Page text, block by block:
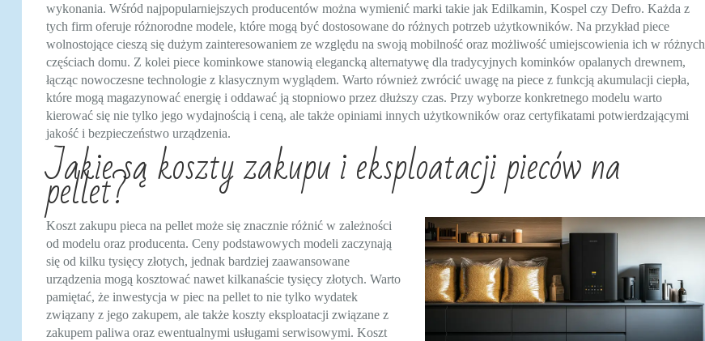
wykonania. Wśród najpopularniejszych producentów można wymienić marki takie jak Edilkamin, Kospel czy Defro. Każda z
tych firm oferuje różnorodne modele, które mogą być dostosowane do różnych potrzeb użytkowników. Na przykład piece
wolnostojące cieszą się dużym zainteresowaniem ze względu na swoją mobilność oraz możliwość umiejscowienia ich w różnych
częściach domu. Z kolei piece kominkowe stanowią elegancką alternatywę dla tradycyjnych kominków opalanych drewnem,
łącząc nowoczesne technologie z klasycznym wyglądem. Warto również zwrócić uwagę na piece z funkcją akumulacji ciepła,
które mogą magazynować energię i oddawać ją stopniowo przez dłuższy czas. Przy wyborze konkretnego modelu warto
kierować się nie tylko jego wydajnością i ceną, ale także opiniami innych użytkowników oraz certyfikatami potwierdzającymi
jakość i bezpieczeństwo urządzenia.
Jakie są koszty zakupu i eksploatacji pieców na
pellet?
Koszt zakupu pieca na pellet może się znacznie różnić w zależności
od modelu oraz producenta. Ceny podstawowych modeli zaczynają
się od kilku tysięcy złotych, jednak bardziej zaawansowane
urządzenia mogą kosztować nawet kilkanaście tysięcy złotych. Warto
pamiętać, że inwestycja w piec na pellet to nie tylko wydatek
związany z jego zakupem, ale także koszty eksploatacji związane z
zakupem paliwa oraz ewentualnymi usługami serwisowymi. Koszt